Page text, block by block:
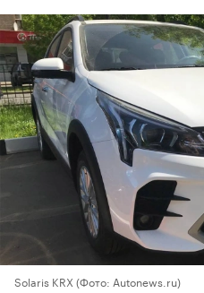
Solaris KRX (Фото: Autonews.ru)